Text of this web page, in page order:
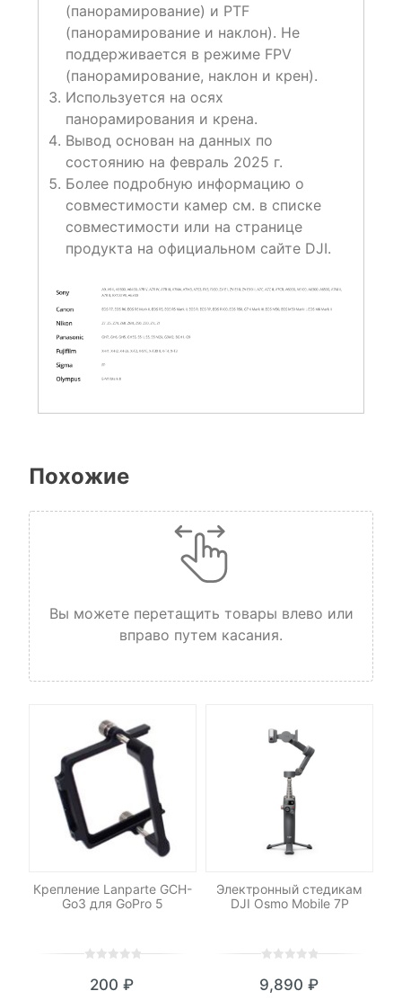
(панорамирование) и PTF
(панорамирование и наклон). Не
поддерживается в режиме FPV
(панорамирование, наклон и крен).
Используется на осях
панорамирования и крена.
Вывод основан на данных по
состоянию на февраль 2025 г.
Более подробную информацию о
совместимости камер см. в списке
совместимости или на странице
продукта на официальном сайте DJI.
Похожие
Вы можете перетащить товары влево или
вправо путем касания.
Крепление Lanparte GCH-
Go3 для GoPro 5
out
200 ₽
Электронный стедикам
DJI Osmo Mobile 7P
out
9,890 ₽